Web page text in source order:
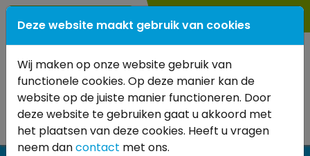
0345- 614 880
Deze website maakt gebruik van cookies
Wij maken op onze website gebruik van
functionele cookies. Op deze manier kan de
website op de juiste manier functioneren. Door
deze website te gebruiken gaat u akkoord met
het plaatsen van deze cookies. Heeft u vragen
neem dancontact met ons.